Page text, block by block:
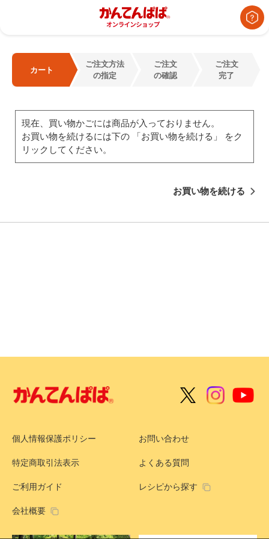
カート
ご注文方法
の指定
ご注文
の確認
ご注文
完了
現在、買い物かごには商品が入っておりません。
お買い物を続けるには下の 「お買い物を続ける」 をク
リックしてください。
お買い物を続ける
個人情報保護ポリシー お問い合わせ
特定商取引法表示 よくある質問
ご利用ガイド レシピから探す
会社概要